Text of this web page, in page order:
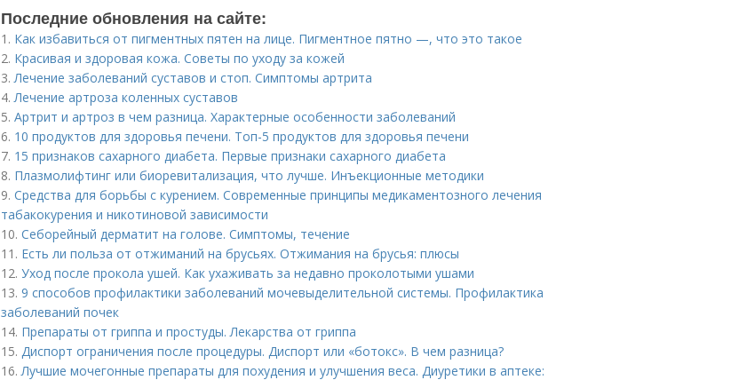
Последние обновления на сайте:
1. Как избавиться от пигментных пятен на лице. Пигментное пятно —, что это такое
2. Красивая и здоровая кожа. Советы по уходу за кожей
3.Лечение заболеваний суставов и стоп. Симптомы артрита
4.Лечение артроза коленных суставов
5. Артрит и артроз в чем разница. Характерные особенности заболеваний
6. 10 продуктов для здоровья печени. Топ-5 продуктов для здоровья печени
7. 15 признаков сахарного диабета. Первые признаки сахарного диабета
8. Плазмолифтинг или биоревитализация, что лучше. Инъекционные методики
9. Средства для борьбы с курением. Современные принципы медикаментозного лечения
табакокурения и никотиновой зависимости
10. Себорейный дерматит на голове. Cимптомы, течение
11. Есть ли польза от отжиманий на брусьях. Отжимания на брусья: плюсы
12. Уход после прокола ушей. Как ухаживать за недавно проколотыми ушами
13. 9 способов профилактики заболеваний мочевыделительной системы. Профилактика
заболеваний почек
14. Препараты от гриппа и простуды. Лекарства от гриппа
15. Диспорт ограничения после процедуры. Диспорт или «ботокс». В чем разница?
16.Лучшие мочегонные препараты для похудения и улучшения веса. Диуретики в аптеке: